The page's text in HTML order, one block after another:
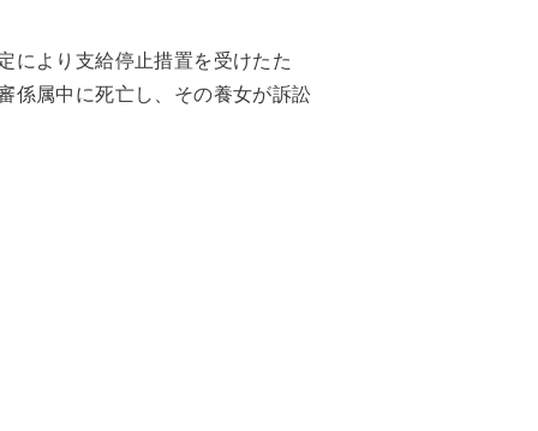
により支給停止措置を受けたた
係属中に死亡し、その養女が訴訟